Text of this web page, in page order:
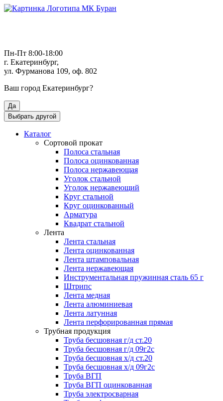
Пн-Пт 8:00-18:00
г. Екатеринбург,
ул. Фурманова 109, оф. 802
Ваш город Екатеринбург?
Да
Выбрать другой
Каталог
Сортовой прокат
Полоса стальная
Полоса оцинкованная
Полоса нержавеющая
Уголок стальной
Уголок нержавеющий
Круг стальной
Круг оцинкованный
Арматура
Квадрат стальной
Лента
Лента стальная
Лента оцинкованная
Лента штамповальная
Лента нержавеющая
Инструментальная пружинная сталь 65 г
Штрипс
Лента медная
Лента алюминиевая
Лента латунная
Лента перфорированная прямая
Трубная продукция
Труба бесшовная г/д ст.20
Труба бесшовная г/д 09г2с
Труба бесшовная х/д ст.20
Труба бесшовная х/д 09г2с
Труба ВГП
Труба ВГП оцинкованная
Труба электросварная